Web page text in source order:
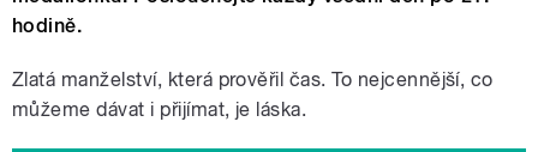
hodině.
Zlatá manželství, která prověřil čas. To nejcennější, co
můžeme dávat i přijímat, je láska.